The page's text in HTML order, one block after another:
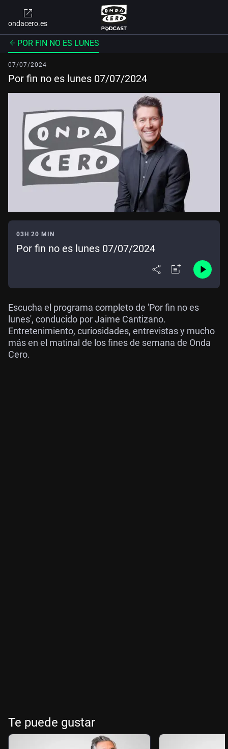
ondacero.es
POR FIN NO ES LUNES
07/07/2024
Por fin no es lunes 07/07/2024
03H 20 MIN
Por fin no es lunes 07/07/2024
Escucha el programa completo de 'Por fin no es
lunes', conducido por Jaime Cantizano.
Entretenimiento, curiosidades, entrevistas y mucho
más en el matinal de los fines de semana de Onda
Cero.
Te puede gustar